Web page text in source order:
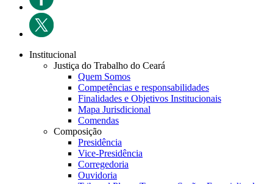
Institucional
Justiça do Trabalho do Ceará
Quem Somos
Competências e responsabilidades
Finalidades e Objetivos Institucionais
Mapa Jurisdicional
Comendas
Composição
Presidência
Vice-Presidência
Corregedoria
Ouvidoria